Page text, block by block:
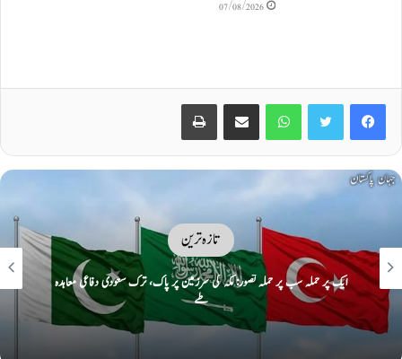
07/08/2026
Facebook
Twitter
WhatsApp
Share via Email
Print
تازہ ترین
ایک پر حملہ سب پر حملہ تصور: مکہ کی سرزمین پر پاک، ترک سعودی دفاعی معاہدہ
طے